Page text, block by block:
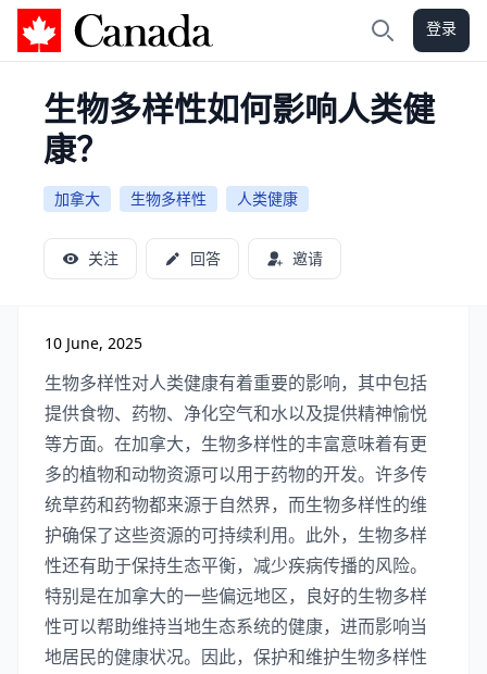
加拿大攻略 登录
生物多样性如何影响人类健
康？
加拿大 生物多样性 人类健康
关注 回答 邀请
10 June, 2025
生物多样性对人类健康有着重要的影响，其中包括
提供食物、药物、净化空气和水以及提供精神愉悦
等方面。在加拿大，生物多样性的丰富意味着有更
多的植物和动物资源可以用于药物的开发。许多传
统草药和药物都来源于自然界，而生物多样性的维
护确保了这些资源的可持续利用。此外，生物多样
性还有助于保持生态平衡，减少疾病传播的风险。
特别是在加拿大的一些偏远地区，良好的生物多样
性可以帮助维持当地生态系统的健康，进而影响当
地居民的健康状况。因此，保护和维护生物多样性